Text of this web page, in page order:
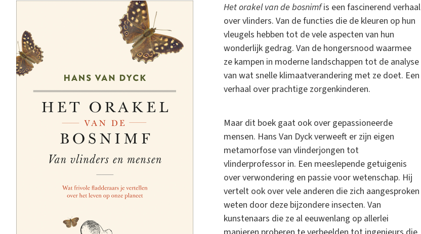
Het orakel van de bosnimfis een fascinerend verhaal
over vlinders. Van de functies die de kleuren op hun
vleugels hebben tot de vele aspecten van hun
wonderlijk gedrag. Van de hongersnood waarmee
ze kampen in moderne landschappen tot de analyse
van wat snelle klimaatverandering met ze doet. Een
verhaal over prachtige zorgenkinderen.
Maar dit boek gaat ook over gepassioneerde
mensen. Hans Van Dyck verweeft er zijn eigen
metamorfose van vlinderjongen tot
vlinderprofessor in. Een meeslepende getuigenis
over verwondering en passie voor wetenschap. Hij
vertelt ook over vele anderen die zich aangesproken
weten door deze bijzondere insecten. Van
kunstenaars die ze al eeuwenlang op allerlei